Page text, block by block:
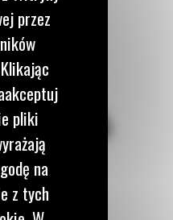
przez
pliki
na
z tych